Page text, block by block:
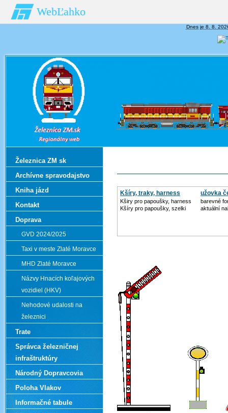
Dnes je 8. 8.
WebĽahko
Kšíry, traky, harness
Kširy pro papoušky, harness
Kšíry pro papoušky, szelki
užovka
barevné
aktuální
Železnica ZM sk
Archívne spravodajstvo
Kniha jázd
Kontakt
Doprava
GVD 2024/2025
Taxi v meste Zlaté Moravce
MHD Zlaté Moravce
Názvy Hnacích koľajových
vozidiel (HKV)
Nehodové udalosti na
železnici
Trate
Správca železničnej
infraštruktúry
Národný Dopravcovia
Poloha Vlakov
Informačné tabule